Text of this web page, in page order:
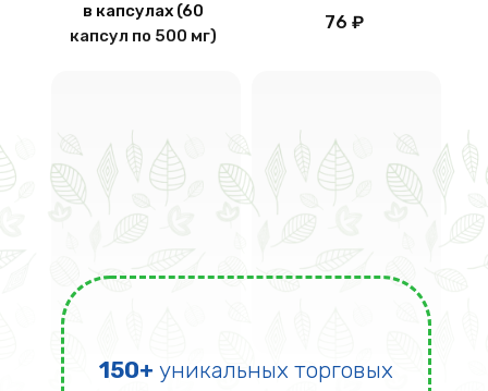
в капсулах (60
капсул по 500 мг)
76 ₽
150+ уникальных торговых